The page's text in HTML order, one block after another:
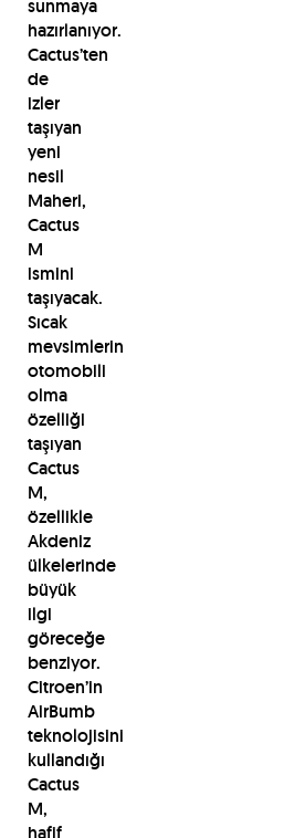
sunmaya
hazırlanıyor.
Cactus’ten
de
izler
taşıyan
yeni
nesil
Maheri,
Cactus
M
ismini
taşıyacak.
Sıcak
mevsimlerin
otomobili
olma
özelliği
taşıyan
Cactus
M,
özellikle
Akdeniz
ülkelerinde
büyük
ilgi
göreceğe
benziyor.
Citroen’in
AirBumb
teknolojisini
kullandığı
Cactus
M,
hafif